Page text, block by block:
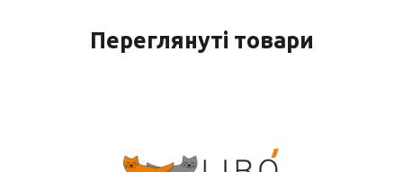
Переглянуті товари